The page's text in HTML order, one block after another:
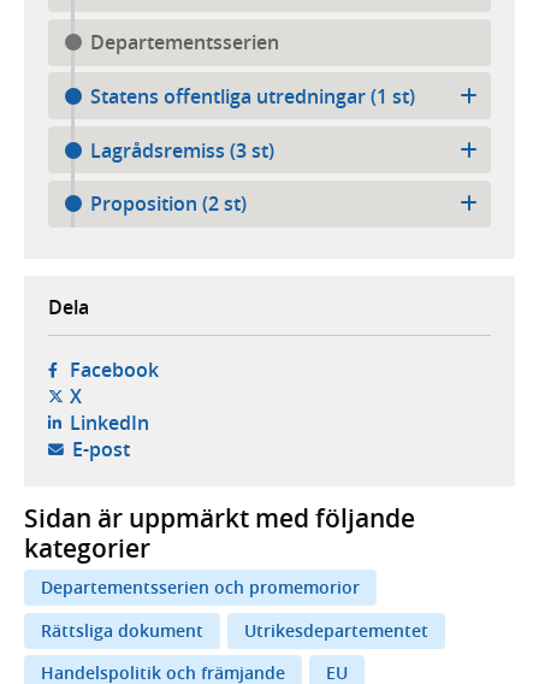
Departementsserien
Statens offentliga utredningar (1 st)
Lagrådsremiss (3 st)
Proposition (2 st)
Dela
Facebook- öppnas i ny flik, extern webbplats,
X- öppnas i ny flik, extern webbplats,
LinkedIn- öppnas i ny flik, extern webbplats,
E-post- öppnar din e-postklient,
Sidan är uppmärkt med följande
kategorier
Departementsserien och promemorior
Rättsliga dokument
Utrikesdepartementet
Handelspolitik och främjande
EU